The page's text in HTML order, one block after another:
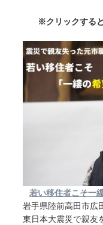
※クリックする
若い移住者こそ一
岩手県陸前高田市広
東日本大震災で親友